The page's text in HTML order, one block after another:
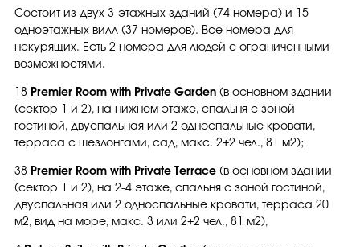
Состоит из двух 3-этажных зданий (74 номера) и 15
одноэтажных вилл (37 номеров). Все номера для
некурящих. Есть 2 номера для людей с ограниченными
возможностями.
18 Premier Room with Private Garden (в основном здании
(сектор 1 и 2), на нижнем этаже, спальня с зоной
гостиной, двуспальная или 2 односпальные кровати,
терраса с шезлонгами, сад, макс. 2+2 чел., 81 м2);
38 Premier Room with Private Terrace (в основном здании
(сектор 1 и 2), на 2-4 этаже, спальня с зоной гостиной,
двуспальная или 2 односпальные кровати, терраса 20
м2, вид на море, макс. 3 или 2+2 чел., 81 м2),